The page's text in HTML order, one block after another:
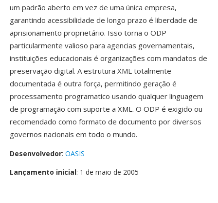
um padrão aberto em vez de uma única empresa,
garantindo acessibilidade de longo prazo é liberdade de
aprisionamento proprietário. Isso torna o ODP
particularmente valioso para agencias governamentais,
instituições educacionais é organizações com mandatos de
preservação digital. A estrutura XML totalmente
documentada é outra força, permitindo geração é
processamento programatico usando qualquer linguagem
de programação com suporte a XML. O ODP é exigido ou
recomendado como formato de documento por diversos
governos nacionais em todo o mundo.
Desenvolvedor: OASIS
Lançamento inicial: 1 de maio de 2005